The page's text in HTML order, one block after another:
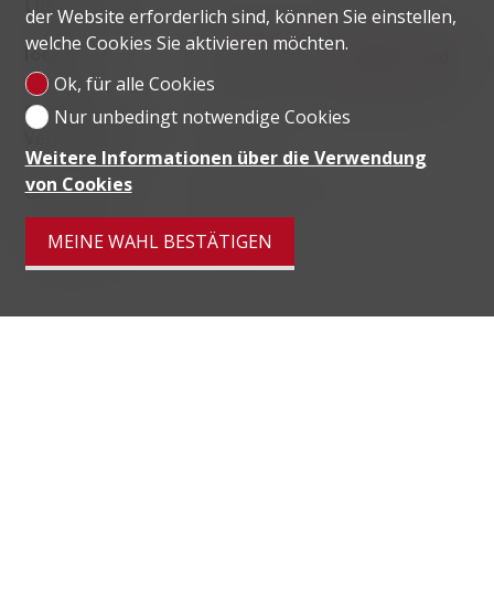
localite
Öffentliche
38 m 3'
Geschäfte
Restaurants 29 m
der Website erforderlich sind, können Sie einstellen,
welche Cookies Sie aktivieren möchten.
Ok, für alle Cookies
Nur unbedingt notwendige Cookies
Weitere Informationen über die Verwendung
von Cookies
MEINE WAHL BESTÄTIGEN